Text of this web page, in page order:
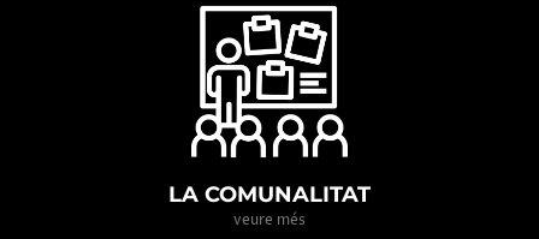
LA COMUNALITAT
veure més